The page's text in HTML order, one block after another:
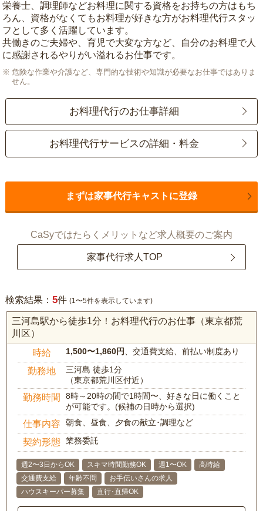
栄養士、調理師などお料理に関する資格をお持ちの方はもち
ろん、資格がなくてもお料理が好きな方がお料理代行スタッ
フとして多く活躍しています。
共働きのご夫婦や、育児で大変な方など、自分のお料理で人
に感謝されるやりがい溢れるお仕事です。
危険な作業や介護など、専門的な技術や知識が必要なお仕事ではありま
せん。
お料理代行のお仕事詳細
お料理代行サービスの詳細・料金
まずは家事代行キャストに登録
CaSyではたらくメリットなど求人概要のご案内
家事代行求人TOP
検索結果： 5件 (1〜5件を表示しています)
三河島駅から徒歩1分！お料理代行のお仕事（東京都荒
川区）
時給 1,500〜1,860円 、交通費支給、前払い制度あり
勤務地
三河島 徒歩1分
（東京都荒川区付近）
勤務時間
8時～20時の間で1時間〜、好きな日に働くこと
が可能です。(候補の日時から選択)
仕事内容 朝食、昼食、夕食の献立･調理など
契約形態 業務委託
週2〜3日からOK スキマ時間勤務OK 週1〜OK
高時給
交通費支給
年齢不問
お手伝いさんの求人
ハウスキーパー募集
直行･直帰OK